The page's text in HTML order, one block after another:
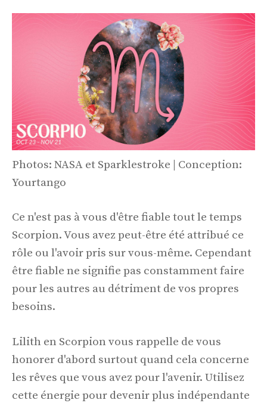
Photos: NASA et Sparklestroke | Conception:
Yourtango
Ce n'est pas à vous d'être fiable tout le temps
Scorpion. Vous avez peut-être été attribué ce
rôle ou l'avoir pris sur vous-même. Cependant
être fiable ne signifie pas constamment faire
pour les autres au détriment de vos propres
besoins.
Lilith en Scorpion vous rappelle de vous
honorer d'abord surtout quand cela concerne
les rêves que vous avez pour l'avenir. Utilisez
cette énergie pour devenir plus indépendante